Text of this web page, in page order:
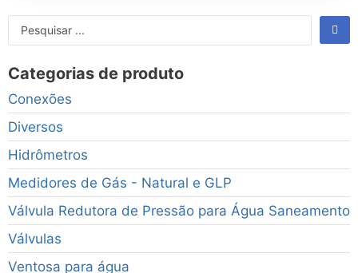
Categorias de produto
Conexões
Diversos
Hidrômetros
Medidores de Gás - Natural e GLP
Válvula Redutora de Pressão para Água Saneamento
Válvulas
Ventosa para água